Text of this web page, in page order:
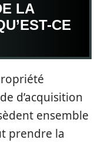
LA
CE
d’acquisition
ensemble
prendre la